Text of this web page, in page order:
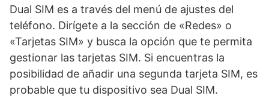
Dual SIM es a través del menú de ajustes del
teléfono. Dirígete a la sección de «Redes» o
«Tarjetas SIM» y busca la opción que te permita
gestionar las tarjetas SIM. Si encuentras la
posibilidad de añadir una segunda tarjeta SIM, es
probable que tu dispositivo sea Dual SIM.